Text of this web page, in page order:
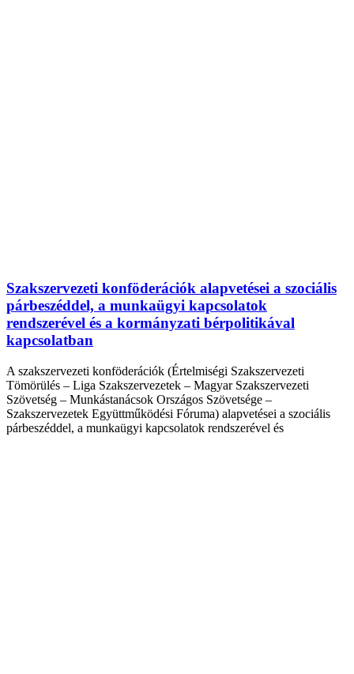
Szakszervezeti konföderációk alapvetései a szociális
párbeszéddel, a munkaügyi kapcsolatok
rendszerével és a kormányzati bérpolitikával
kapcsolatban
A szakszervezeti konföderációk (Értelmiségi Szakszervezeti
Tömörülés – Liga Szakszervezetek – Magyar Szakszervezeti
Szövetség – Munkástanácsok Országos Szövetsége –
Szakszervezetek Együttműködési Fóruma) alapvetései a szociális
párbeszéddel, a munkaügyi kapcsolatok rendszerével és